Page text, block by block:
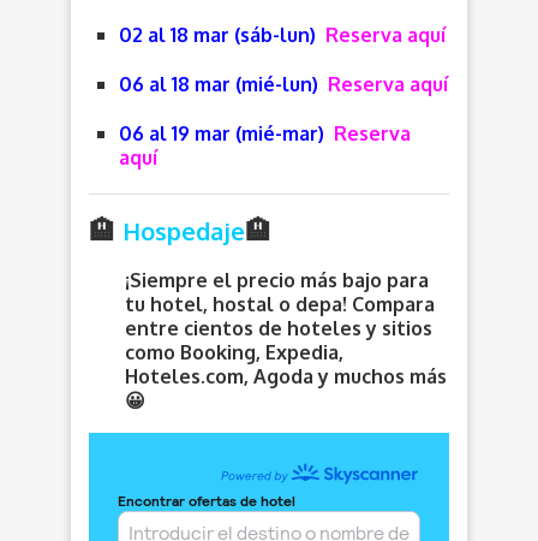
02 al 18 mar (sáb-lun) Reserva aquí
06 al 18 mar (mié-lun) Reserva aquí
06 al 19 mar (mié-mar) Reserva
aquí
🏨 Hospedaje 🏨
¡Siempre el precio más bajo para
tu hotel, hostal o depa! Compara
entre cientos de hoteles y sitios
como Booking, Expedia,
Hoteles.com, Agoda y muchos más
😀